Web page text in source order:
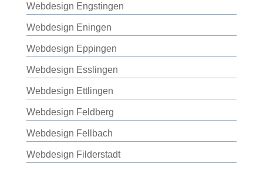
Webdesign Engstingen
Webdesign Eningen
Webdesign Eppingen
Webdesign Esslingen
Webdesign Ettlingen
Webdesign Feldberg
Webdesign Fellbach
Webdesign Filderstadt